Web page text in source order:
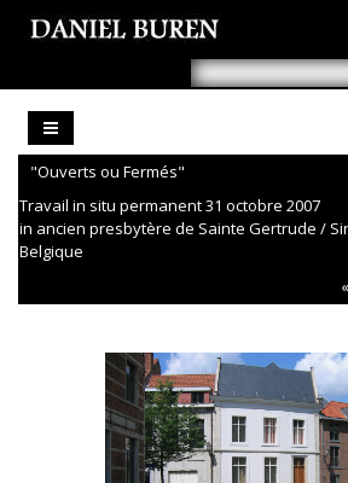
"Ouverts ou Fermés"
Travail in situ permanent 31 octobre 2007
in ancien presbytère de Sainte Gertrude /
Belgique